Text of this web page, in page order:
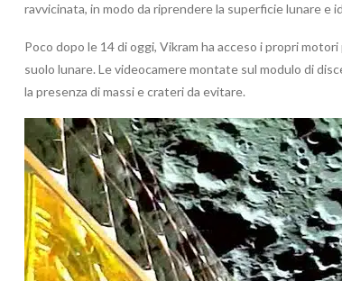
ravvicinata, in modo da riprendere la superficie lunare e
Poco dopo le 14 di oggi, Vikram ha acceso i propri
suolo lunare. Le videocamere montate sul modulo di
la presenza di massi e crateri da evitare.